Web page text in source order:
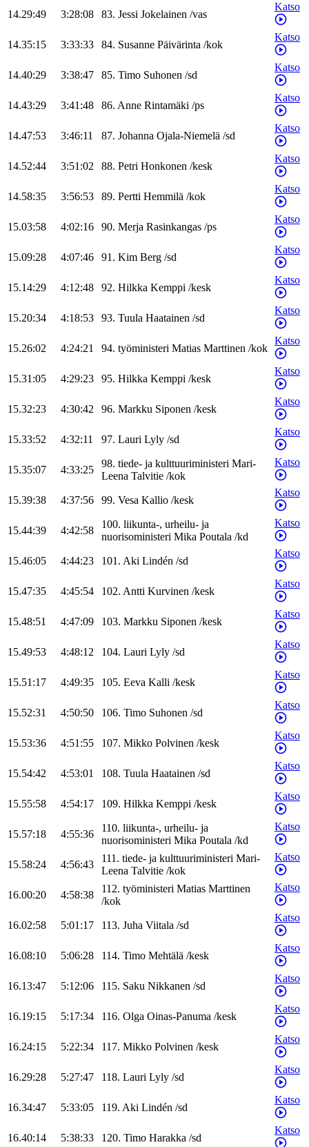
14.29:49 3:28:08 83. Jessi Jokelainen /vas
Katso
14.35:15 3:33:33 84. Susanne Päivärinta /kok
Katso
14.40:29 3:38:47 85. Timo Suhonen /sd
Katso
14.43:29 3:41:48 86. Anne Rintamäki /ps
Katso
14.47:53 3:46:11 87. Johanna Ojala-Niemelä /sd
Katso
14.52:44 3:51:02 88. Petri Honkonen /kesk
Katso
14.58:35 3:56:53 89. Pertti Hemmilä /kok
Katso
15.03:58 4:02:16 90. Merja Rasinkangas /ps
Katso
15.09:28 4:07:46 91. Kim Berg /sd
Katso
15.14:29 4:12:48 92. Hilkka Kemppi /kesk
Katso
15.20:34 4:18:53 93. Tuula Haatainen /sd
Katso
15.26:02 4:24:21 94. työministeri Matias Marttinen /kok
Katso
15.31:05 4:29:23 95. Hilkka Kemppi /kesk
Katso
15.32:23 4:30:42 96. Markku Siponen /kesk
Katso
15.33:52 4:32:11 97. Lauri Lyly /sd
Katso
15.35:07 4:33:25
98. tiede- ja kulttuuriministeri Mari-
Leena Talvitie /kok
Katso
15.39:38 4:37:56 99. Vesa Kallio /kesk
Katso
15.44:39 4:42:58
100. liikunta-, urheilu- ja
nuorisoministeri Mika Poutala /kd
Katso
15.46:05 4:44:23 101. Aki Lindén /sd
Katso
15.47:35 4:45:54 102. Antti Kurvinen /kesk
Katso
15.48:51 4:47:09 103. Markku Siponen /kesk
Katso
15.49:53 4:48:12 104. Lauri Lyly /sd
Katso
15.51:17 4:49:35 105. Eeva Kalli /kesk
Katso
15.52:31 4:50:50 106. Timo Suhonen /sd
Katso
15.53:36 4:51:55 107. Mikko Polvinen /kesk
Katso
15.54:42 4:53:01 108. Tuula Haatainen /sd
Katso
15.55:58 4:54:17 109. Hilkka Kemppi /kesk
Katso
15.57:18 4:55:36
110. liikunta-, urheilu- ja
nuorisoministeri Mika Poutala /kd
Katso
15.58:24 4:56:43
111. tiede- ja kulttuuriministeri Mari-
Leena Talvitie /kok
Katso
16.00:20 4:58:38
112. työministeri Matias Marttinen
/kok
Katso
16.02:58 5:01:17 113. Juha Viitala /sd
Katso
16.08:10 5:06:28 114. Timo Mehtälä /kesk
Katso
16.13:47 5:12:06 115. Saku Nikkanen /sd
Katso
16.19:15 5:17:34 116. Olga Oinas-Panuma /kesk
Katso
16.24:15 5:22:34 117. Mikko Polvinen /kesk
Katso
16.29:28 5:27:47 118. Lauri Lyly /sd
Katso
16.34:47 5:33:05 119. Aki Lindén /sd
Katso
16.40:14 5:38:33 120. Timo Harakka /sd
Katso